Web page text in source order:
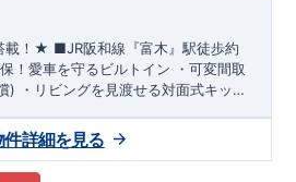
載！★ ​■JR阪和線『富木』駅徒歩約
！愛車を守るビルトイン ・可変間取
)
​・リビングを見渡せる対面式キッチ
装備​・トイレは各階
あかつき幼稚園』
​『市立福泉小学校』
件詳細を見る